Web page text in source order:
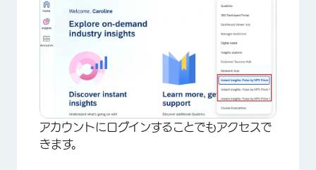
アカウントにログインすることでもアクセスで
きます。